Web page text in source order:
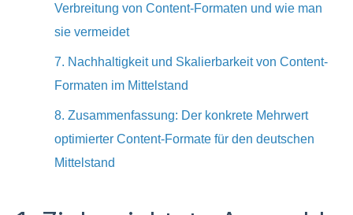
Verbreitung von Content-Formaten und wie man
sie vermeidet
7. Nachhaltigkeit und Skalierbarkeit von Content-
Formaten im Mittelstand
8. Zusammenfassung: Der konkrete Mehrwert
optimierter Content-Formate für den deutschen
Mittelstand